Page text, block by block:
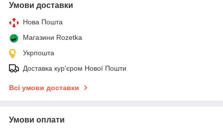
Умови доставки
Нова Пошта
Магазини Rozetka
Укрпошта
Доставка кур'єром Нової Пошти
Всі умови доставки
Умови оплати